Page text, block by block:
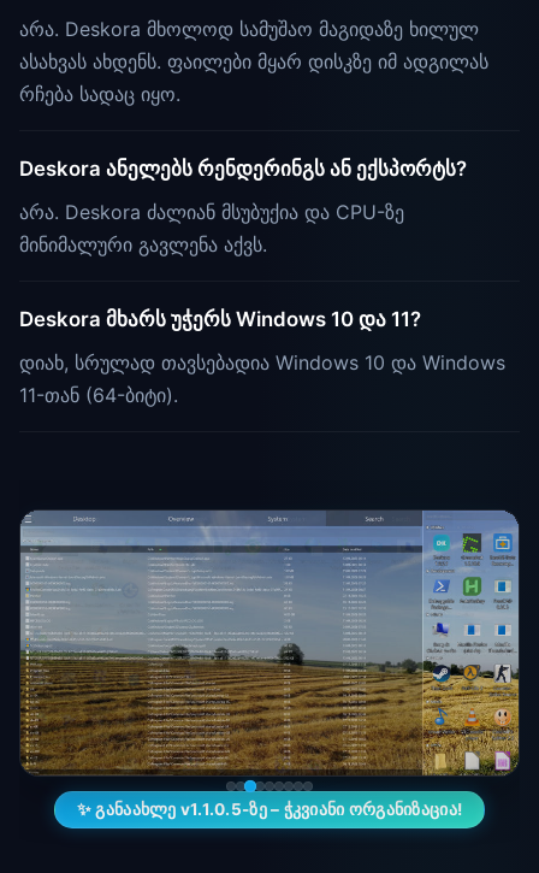
არა. Deskora მხოლოდ სამუშაო მაგიდაზე ხილულ
ასახვას ახდენს. ფაილები მყარ დისკზე იმ ადგილას
რჩება სადაც იყო.
Deskora ანელებს რენდერინგს ან ექსპორტს?
არა. Deskora ძალიან მსუბუქია და CPU-ზე
მინიმალური გავლენა აქვს.
Deskora მხარს უჭერს Windows 10 და 11?
დიახ, სრულად თავსებადია Windows 10 და Windows
11-თან (64-ბიტი).
✨ განაახლე v1.1.0.5-ზე – ჭკვიანი ორგანიზაცია!